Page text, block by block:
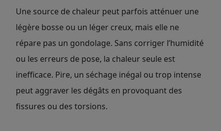
Une source de chaleur peut parfois atténuer une
légère bosse ou un léger creux, mais elle ne
répare pas un gondolage. Sans corriger l’humidité
ou les erreurs de pose, la chaleur seule est
inefficace. Pire, un séchage inégal ou trop intense
peut aggraver les dégâts en provoquant des
fissures ou des torsions.